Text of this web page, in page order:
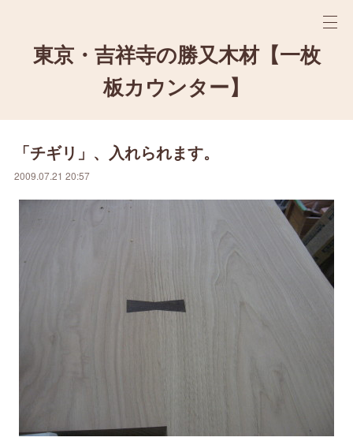
東京・吉祥寺の勝又木材【一枚
板カウンター】
「チギリ」、入れられます。
2009.07.21 20:57